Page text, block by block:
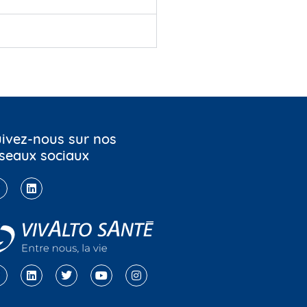
nous sur nos
sociaux